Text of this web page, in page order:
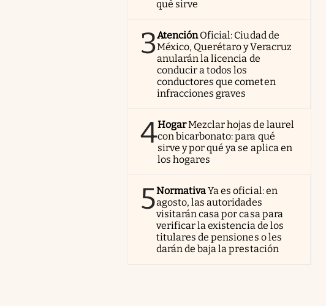
qué sirve
3AtenciónOficial: Ciudad de
México, Querétaro y Veracruz
anularán la licencia de
conducir a todos los
conductores que cometen
infracciones graves
4HogarMezclar hojas de laurel
con bicarbonato: para qué
sirve y por qué ya se aplica en
los hogares
5NormativaYa es oficial: en
agosto, las autoridades
visitarán casa por casa para
verificar la existencia de los
titulares de pensiones o les
darán de baja la prestación